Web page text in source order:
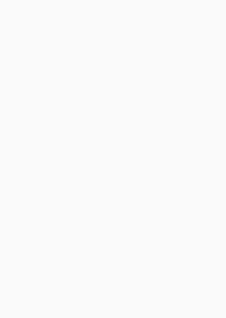
att våga vara den man är – lika